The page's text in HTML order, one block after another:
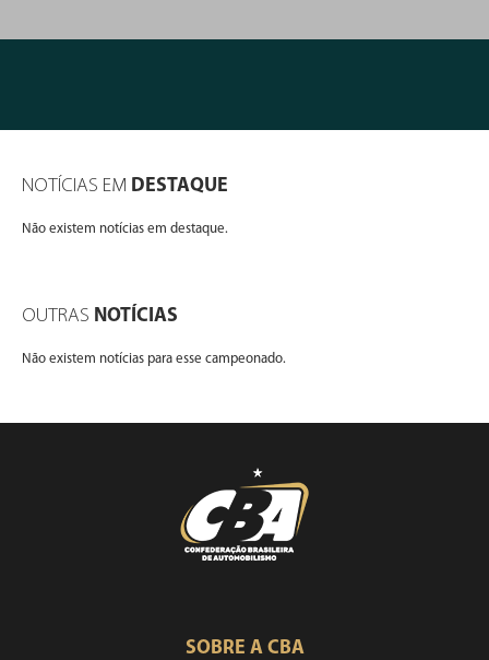
NOTÍCIAS EM DESTAQUE
Não existem notícias em destaque.
OUTRAS NOTÍCIAS
Não existem notícias para esse campeonado.
SOBRE A CBA